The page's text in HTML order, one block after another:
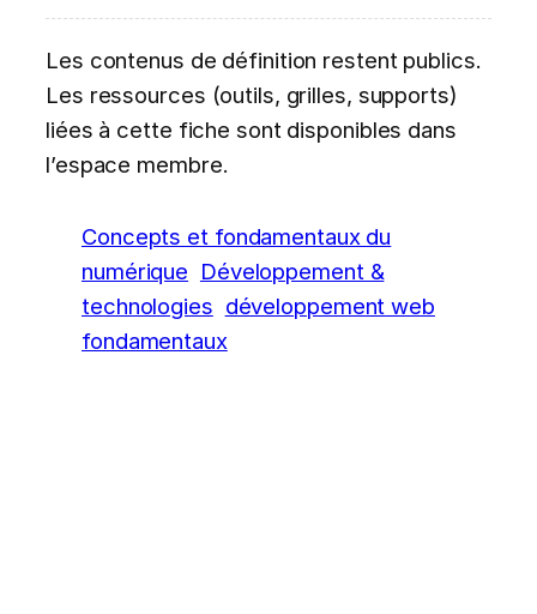
Les contenus de définition restent publics.
Les ressources (outils, grilles, supports)
liées à cette fiche sont disponibles dans
l’espace membre.
Concepts et fondamentaux du
numérique Développement &
technologies développement web
fondamentaux